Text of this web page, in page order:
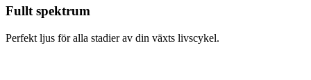
Fullt spektrum
Perfekt ljus för alla stadier av din växts livscykel.